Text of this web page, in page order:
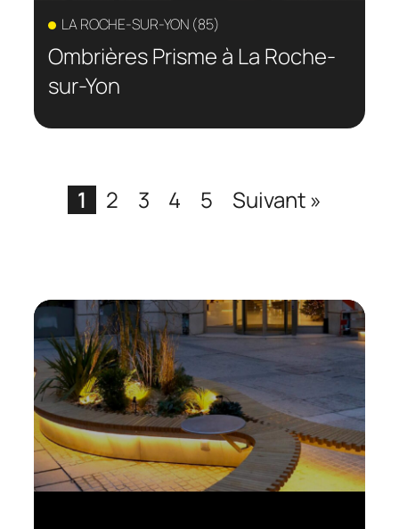
LA ROCHE-SUR-YON (85)
Ombrières Prisme à La Roche-
sur-Yon
1 2 3 4 5 Suivant »